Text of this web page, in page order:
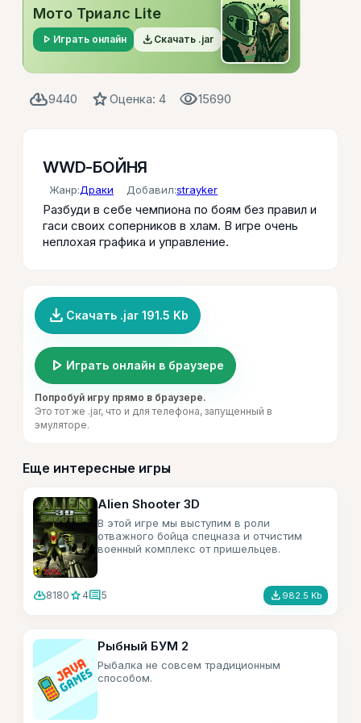
Мото Триалс Lite
play_arrow Играть онлайн file_download Скачать .jar
cloud_download9440 starОценка: 4 visibility15690
WWD-БОЙНЯ
Жанр:Драки Добавил:strayker
Разбуди в себе чемпиона по боям без правил и
гаси своих соперников в хлам. В игре очень
неплохая графика и управление.
file_download Скачать .jar 191.5 Kb
play_arrow Играть онлайн в браузере
Попробуй игру прямо в браузере.
Это тот же .jar, что и для телефона, запущенный в
эмуляторе.
Еще интересные игры
Alien Shooter 3D
В этой игре мы выступим в роли
отважного бойца спецназа и отчистим
военный комплекс от пришельцев.
cloud_download8180 star 4comment5 file_download 982.5 Kb
Рыбный БУМ 2
Рыбалка не совсем традиционным
способом.